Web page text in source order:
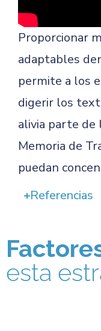
Proporcionar
adaptables
permite a los
digerir los
alivia parte de
Memoria de
puedan
Referencias
esta